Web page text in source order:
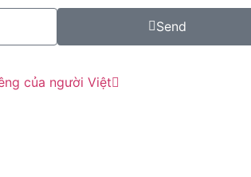
Send
của người Việt